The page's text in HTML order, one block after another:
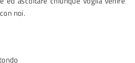
noi.